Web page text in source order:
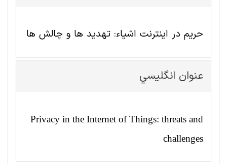
حریم در اینترنت اشیاء: تهدید ها و چالش ها
عنوان انگليسي
Privacy in the Internet of Things: threats and
challenges